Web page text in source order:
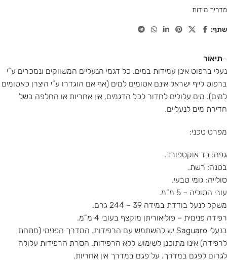
מדריך מידות
שתף:
תיאור
נעלי ברפוט אינן עמידות במים. כל דגמי הנעליים המשווקים ונמכרים ע”י
ברפוט לייף ישראל אינם אטומים למים (אף אם הוגדרו ע”י היצרן כאטומים
למים). מים עלולים לחדור לכל הדגמים, אין אחריות או החלפה בשל
חדירת מים לנעליים.
מפרט טכני:
גפה: בד אוקספורד.
בטנה: רשת.
סולייה: גומי טבעי.
עובי הסוליה – 5 מ”מ.
משקל לנעל בודדת במידה 39 – 244 גרם.
רפידה פנימית – פוליאוריתן מוקצף בעובי 4 מ”מ.
בנעלי Saguaro יש להשתמש עם הרפידות. המדרך הפנימי (מתחת
לרפידה) אינו מתוכנן לשימוש ללא הרפידות. הסרת הרפידות עלולה
לגרום לפגם במדרך. על פגם במדרך אין אחריות.